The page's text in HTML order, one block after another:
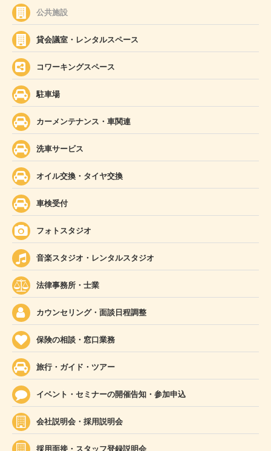
公共施設
貸会議室・レンタルスペース
コワーキングスペース
駐車場
カーメンテナンス・車関連
洗車サービス
オイル交換・タイヤ交換
車検受付
フォトスタジオ
音楽スタジオ・レンタルスタジオ
法律事務所・士業
カウンセリング・面談日程調整
保険の相談・窓口業務
旅行・ガイド・ツアー
イベント・セミナーの開催告知・参加申込
会社説明会・採用説明会
採用面接・スタッフ登録説明会